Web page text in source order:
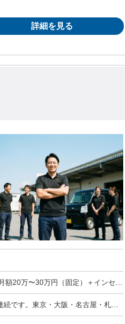
詳細を見る
20万〜30万円（固定）＋インセン
センティブ：2,400万円 × 20% ÷ 12
万の場合 → 月収70万円／年収840
です。東京・大阪・名古屋・札幌